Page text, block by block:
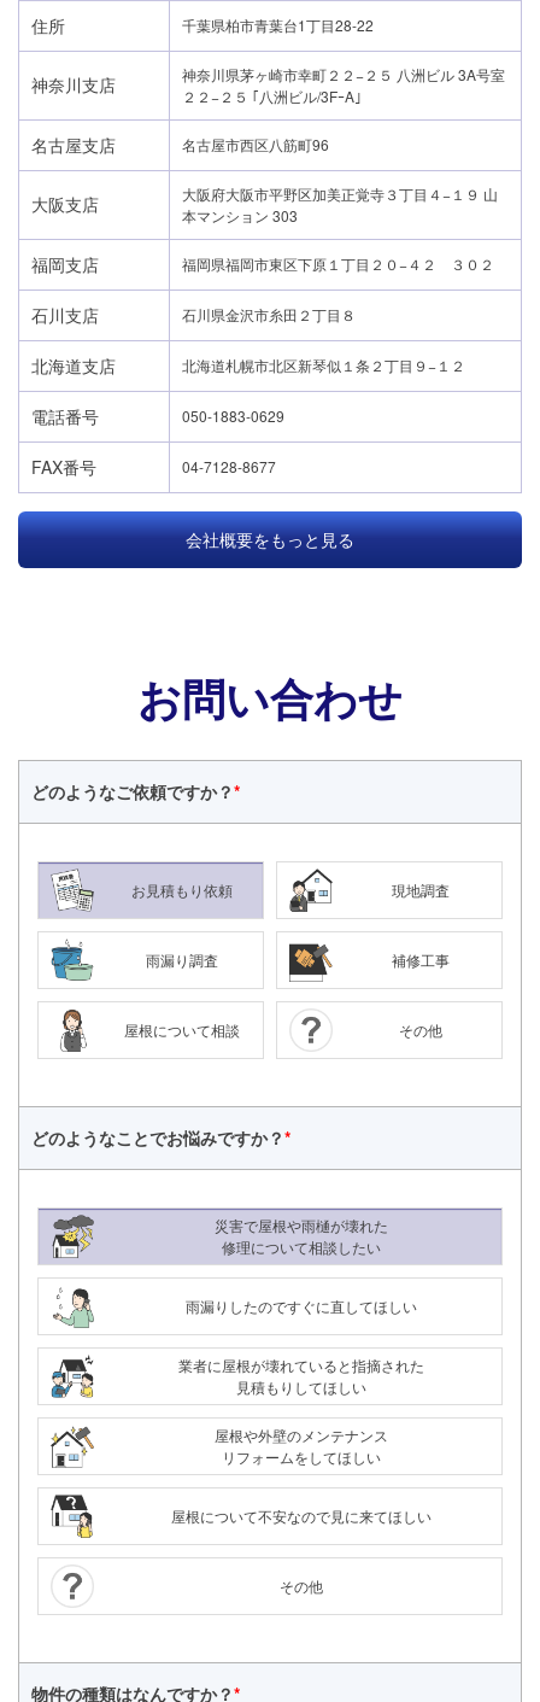
050-1883-0629
住所 千葉県柏市青葉台1丁目28-22
神奈川支店
神奈川県茅ヶ崎市幸町２２−２５ 八洲ビル 3A号室
２２−２５ ｢八洲ビル/3FｰA｣
名古屋支店 名古屋市西区八筋町96
大阪支店
大阪府大阪市平野区加美正覚寺３丁目４−１９ 山
本マンション 303
福岡支店 福岡県福岡市東区下原１丁目２０−４２ ３０２
石川支店 石川県金沢市糸田２丁目８
北海道支店 北海道札幌市北区新琴似１条２丁目９−１２
電話番号 050-1883-0629
FAX番号 04-7128-8677
会社概要をもっと見る
お問い合わせ
どのようなご依頼ですか？*
お見積もり依頼 現地調査
雨漏り調査 補修工事
屋根について相談 その他
どのようなことでお悩みですか？*
災害で屋根や雨樋が壊れた
修理について相談したい
雨漏りしたのですぐに直してほしい
業者に屋根が壊れていると指摘された
見積もりしてほしい
屋根や外壁のメンテナンス
リフォームをしてほしい
屋根について不安なので見に来てほしい
その他
物件の種類はなんですか？*